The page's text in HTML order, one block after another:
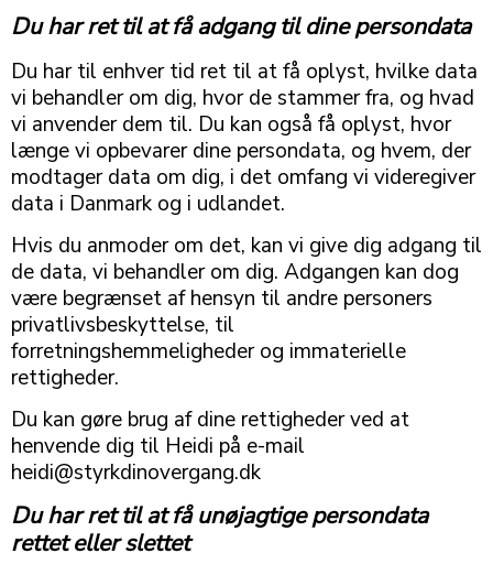
Du har ret til at få adgang til dine persondata
Du har til enhver tid ret til at få oplyst, hvilke data
vi behandler om dig, hvor de stammer fra, og hvad
vi anvender dem til. Du kan også få oplyst, hvor
længe vi opbevarer dine persondata, og hvem, der
modtager data om dig, i det omfang vi videregiver
data i Danmark og i udlandet.
Hvis du anmoder om det, kan vi give dig adgang til
de data, vi behandler om dig. Adgangen kan dog
være begrænset af hensyn til andre personers
privatlivsbeskyttelse, til
forretningshemmeligheder og immaterielle
rettigheder.
Du kan gøre brug af dine rettigheder ved at
henvende dig til Heidi på e-mail
heidi@styrkdinovergang.dk
Du har ret til at få unøjagtige persondata
rettet eller slettet